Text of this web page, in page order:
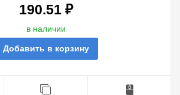
190.51 ₽
в наличии
Добавить в корзину